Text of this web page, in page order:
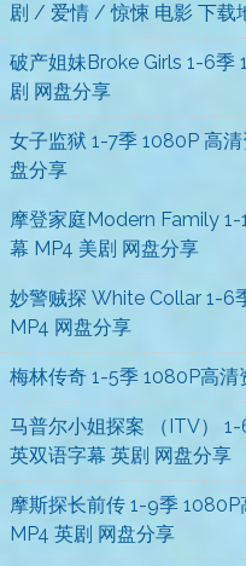
剧 / 爱情 / 惊悚 电影 下载
破产姐妹Broke Girls 1-6季
剧 网盘分享
女子监狱 1-7季 1080P 高
盘分享
摩登家庭Modern Family
幕 MP4 美剧 网盘分享
妙警贼探 White Collar 1-6
MP4 网盘分享
梅林传奇 1-5季 1080P高
马普尔小姐探案 （ITV）
英双语字幕 英剧 网盘分享
摩斯探长前传 1-9季
MP4 英剧 网盘分享